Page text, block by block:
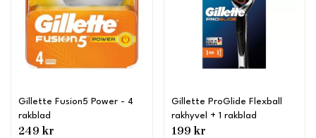
Gillette Fusion5 Power - 4
rakblad
249 kr
Gillette ProGlide Flexball
rakhyvel + 1 rakblad
199 kr